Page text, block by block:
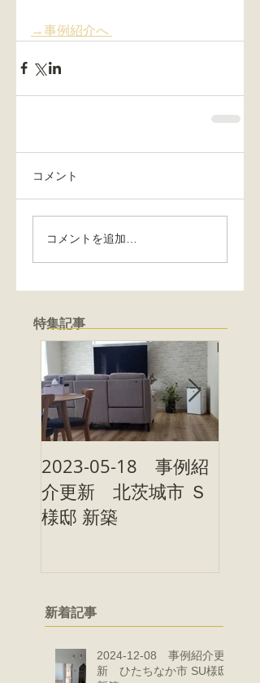
特集記事
→事例紹介へ
コメント
コメントを追加…
2023-05-18 事例紹
介更新 北茨城市 Ｓ
様邸 新築
新着記事
2024-12-08 事例紹介更
新 ひたちなか市 SU様邸